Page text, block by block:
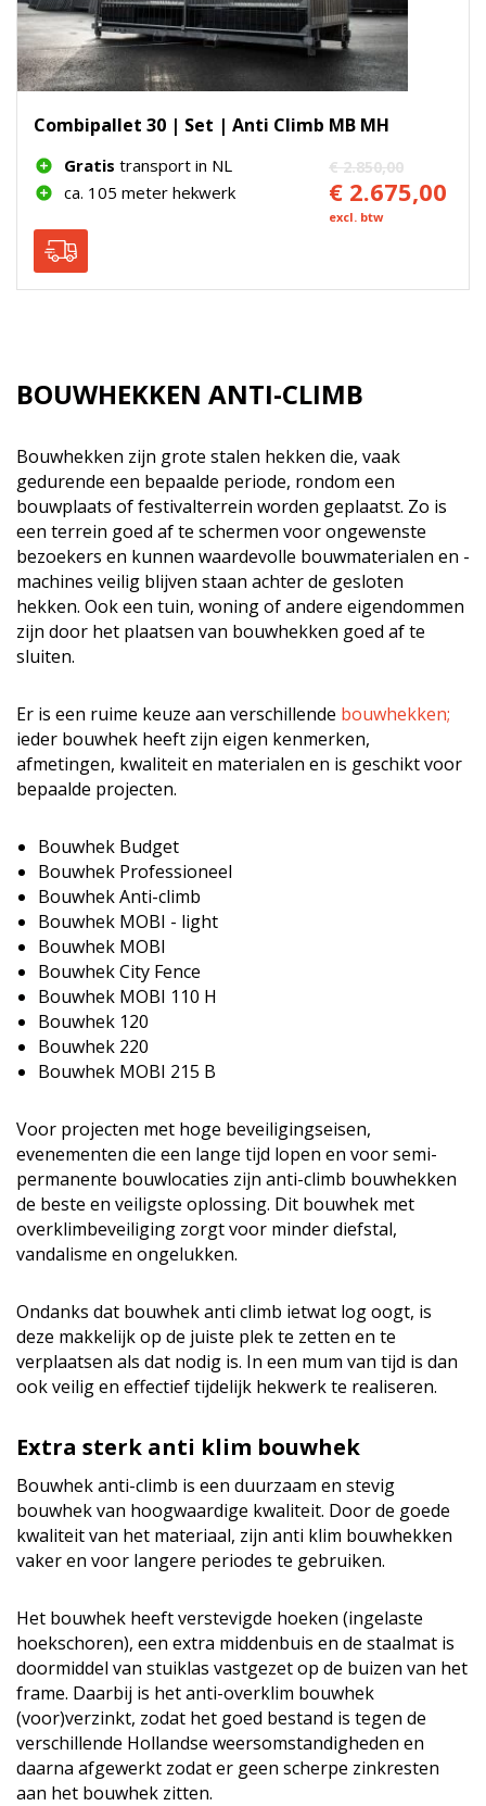
Combipallet 30 | Set | Anti Climb MB MH
€ 2.850,00
€ 2.675,00
excl. btw
Gratis transport in NL
ca. 105 meter hekwerk
BOUWHEKKEN ANTI-CLIMB
Bouwhekken zijn grote stalen hekken die, vaak
gedurende een bepaalde periode, rondom een
bouwplaats of festivalterrein worden geplaatst. Zo is
een terrein goed af te schermen voor ongewenste
bezoekers en kunnen waardevolle bouwmaterialen en -
machines veilig blijven staan achter de gesloten
hekken. Ook een tuin, woning of andere eigendommen
zijn door het plaatsen van bouwhekken goed af te
sluiten.
Er is een ruime keuze aan verschillende bouwhekken;
ieder bouwhek heeft zijn eigen kenmerken,
afmetingen, kwaliteit en materialen en is geschikt voor
bepaalde projecten.
Bouwhek Budget
Bouwhek Professioneel
Bouwhek Anti-climb
Bouwhek MOBI - light
Bouwhek MOBI
Bouwhek City Fence
Bouwhek MOBI 110 H
Bouwhek 120
Bouwhek 220
Bouwhek MOBI 215 B
Voor projecten met hoge beveiligingseisen,
evenementen die een lange tijd lopen en voor semi-
permanente bouwlocaties zijn anti-climb bouwhekken
de beste en veiligste oplossing. Dit bouwhek met
overklimbeveiliging zorgt voor minder diefstal,
vandalisme en ongelukken.
Ondanks dat bouwhek anti climb ietwat log oogt, is
deze makkelijk op de juiste plek te zetten en te
verplaatsen als dat nodig is. In een mum van tijd is dan
ook veilig en effectief tijdelijk hekwerk te realiseren.
Extra sterk anti klim bouwhek
Bouwhek anti-climb is een duurzaam en stevig
bouwhek van hoogwaardige kwaliteit. Door de goede
kwaliteit van het materiaal, zijn anti klim bouwhekken
vaker en voor langere periodes te gebruiken.
Het bouwhek heeft verstevigde hoeken (ingelaste
hoekschoren), een extra middenbuis en de staalmat is
doormiddel van stuiklas vastgezet op de buizen van het
frame. Daarbij is het anti-overklim bouwhek
(voor)verzinkt, zodat het goed bestand is tegen de
verschillende Hollandse weersomstandigheden en
daarna afgewerkt zodat er geen scherpe zinkresten
aan het bouwhek zitten.